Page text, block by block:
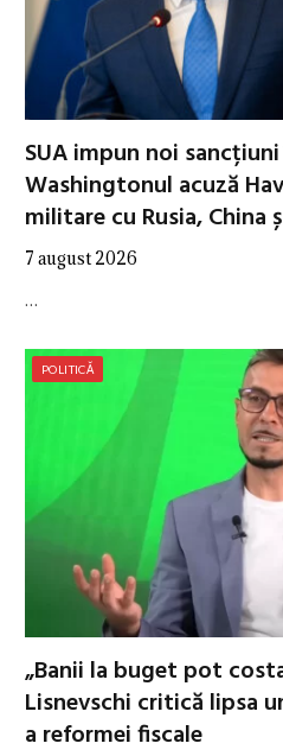
SUA impun noi
Washingtonul acuză
militare cu Rusia, China
7 august 2026
…
POLITICĂ
„Banii la buget pot
Lisnevschi critică lipsa
a reformei fiscale